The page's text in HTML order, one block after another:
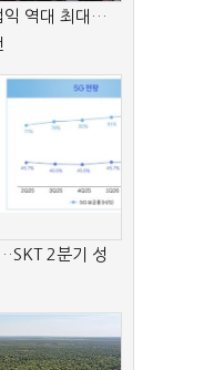
익 역대 최대…
2분기 성